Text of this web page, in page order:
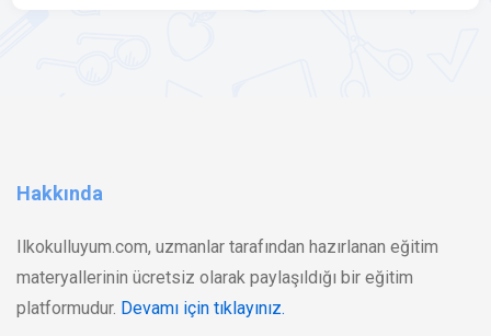
Hakkında
Ilkokulluyum.com, uzmanlar tarafından hazırlanan eğitim
materyallerinin ücretsiz olarak paylaşıldığı bir eğitim
platformudur. Devamı için tıklayınız.